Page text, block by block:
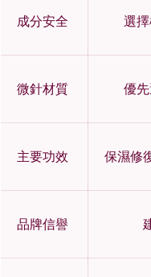
成分安全 選
微針材質 優
主要功效 保濕修
品牌信譽